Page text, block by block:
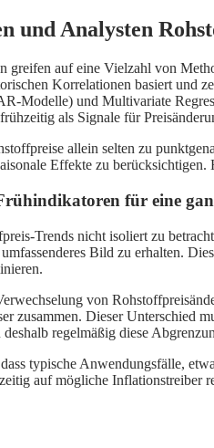
und Analysten
greifen auf eine Vielzahl von
Korrelationen basiert und
Modelle) und Multivariate
als Signale für
allein selten zu
Effekte zu
für eine
Trends nicht isoliert zu
Bild zu erhalten.
von
zusammen. Dieser Unterschied
regelmäßig diese
typische Anwendungsfälle,
auf mögliche Inflationstreiber